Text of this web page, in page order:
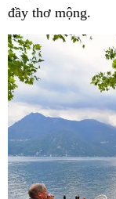
đầy thơ mộng.